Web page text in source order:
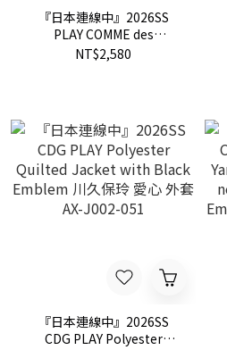
『日本連線中』2026SS
PLAY COMME des
GARÇONS Printed Triple
NT$2,580
『日本連線中』2026SS
CDG PLAY Polyester